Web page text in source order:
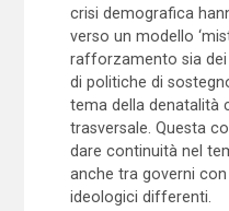
crisi demografica
verso un modello
rafforzamento sia
di politiche di
tema della denatalità
trasversale. Questa
dare continuità nel
anche tra governi
ideologici differenti.